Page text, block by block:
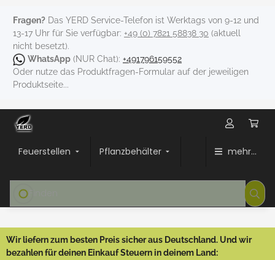
Fragen? Das YERD Service-Telefon ist Werktags von 9-12 und
13-17 Uhr für Sie verfügbar: +49 (0) 7821 58838 30 (aktuell
nicht besetzt).
WhatsApp (NUR Chat): +491796159552
Oder nutze das Produktfragen-Formular auf der jeweiligen
Produktseite...
Feuerstellen Pflanzbehälter mehr...
Wir liefern zum besten Preis sicher aus Deutschland. Und wir
bezahlen für deinen Einkauf Steuern in deinem Land: